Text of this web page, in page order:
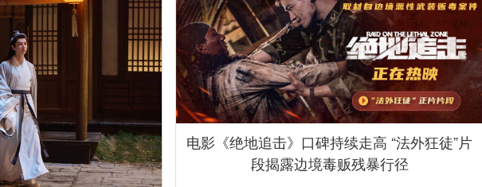
电影《绝地追击》口碑持续走高 “法外狂徒”片
段揭露边境毒贩残暴行径